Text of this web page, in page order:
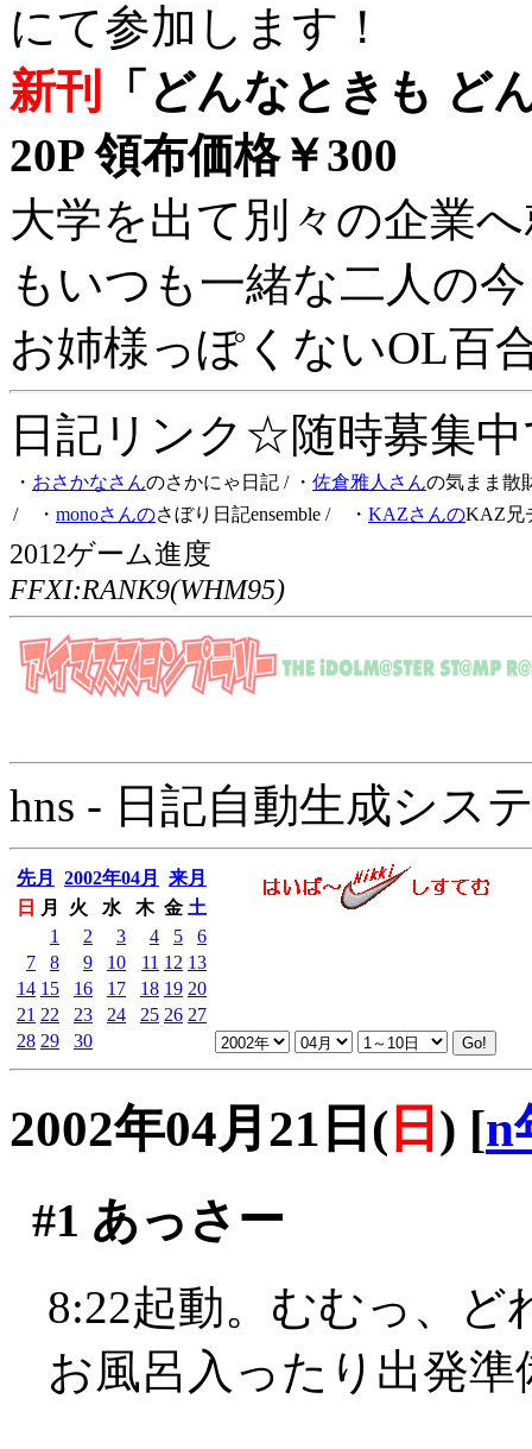
にて参加します！
新刊
「どんなときも ど
20P 領布価格￥300
大学を出て別々の企業
もいつも一緒な二人の
お姉様っぽくないOL百
日記リンク☆随時募集
・ おさかなさんのさかにゃ日記 / ・ 佐倉雅人さんの気まま散
/ ・ monoさんのさぼり日記ensemble / ・ KAZさんのKAZ兄
2012ゲーム進度
FFXI:RANK9(WHM95)
hns - 日記自動生成シス
先月 2002年04月
来月
日
月 火 水 木 金 土
1
2 3 4 5
6
7
8 9 10 11 12 13
14 15 16 17 18 19 20
21 22 23 24 25 26 27
28 29 30
2002年04月21日( 日 ) [n
#1 あっさー
8:22起動。むむっ、
お風呂入ったり出発準